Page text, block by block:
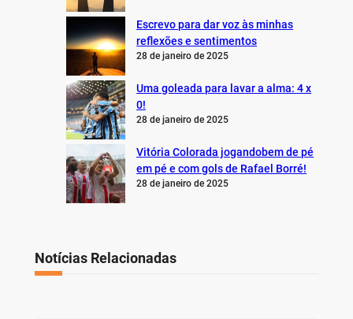
Escrevo para dar voz às minhas
reflexões e sentimentos
28 de janeiro de 2025
Uma goleada para lavar a alma: 4 x
0!
28 de janeiro de 2025
Vitória Colorada jogandobem de pé
em pé e com gols de Rafael Borré!
28 de janeiro de 2025
Notícias Relacionadas